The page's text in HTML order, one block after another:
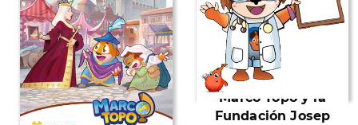
Marco Topo y la
Fundación Josep